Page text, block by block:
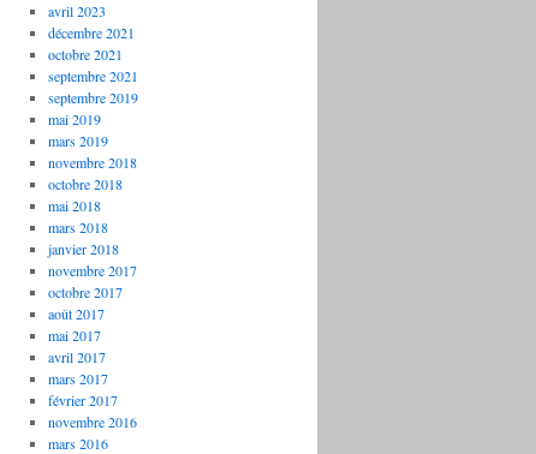
avril 2023
décembre 2021
octobre 2021
septembre 2021
septembre 2019
mai 2019
mars 2019
novembre 2018
octobre 2018
mai 2018
mars 2018
janvier 2018
novembre 2017
octobre 2017
août 2017
mai 2017
avril 2017
mars 2017
février 2017
novembre 2016
mars 2016